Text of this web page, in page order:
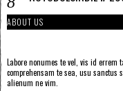
ABOUT US
Labore nonumes te vel, vis id
comprehensam te sea, usu
alienum ne vim.